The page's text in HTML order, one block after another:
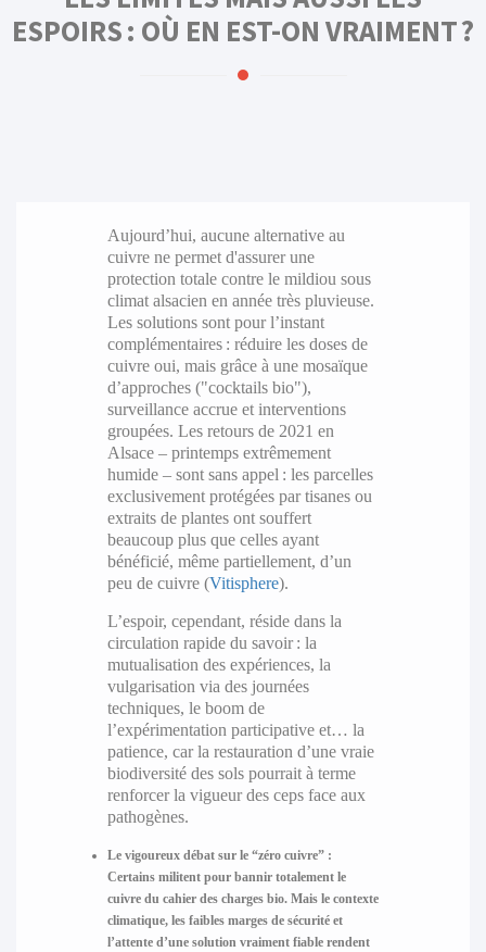
ESPOIRS : OÙ EN EST-ON VRAIMENT ?
Aujourd’hui, aucune alternative au
cuivre ne permet d'assurer une
protection totale contre le mildiou sous
climat alsacien en année très pluvieuse.
Les solutions sont pour l’instant
complémentaires : réduire les doses de
cuivre oui, mais grâce à une mosaïque
d’approches ("cocktails bio"),
surveillance accrue et interventions
groupées. Les retours de 2021 en
Alsace – printemps extrêmement
humide – sont sans appel : les parcelles
exclusivement protégées par tisanes ou
extraits de plantes ont souffert
beaucoup plus que celles ayant
bénéficié, même partiellement, d’un
peu de cuivre (Vitisphere).
L’espoir, cependant, réside dans la
circulation rapide du savoir : la
mutualisation des expériences, la
vulgarisation via des journées
techniques, le boom de
l’expérimentation participative et… la
patience, car la restauration d’une vraie
biodiversité des sols pourrait à terme
renforcer la vigueur des ceps face aux
pathogènes.
Le vigoureux débat sur le “zéro cuivre” :
Certains militent pour bannir totalement le
cuivre du cahier des charges bio. Mais le contexte
climatique, les faibles marges de sécurité et
l’attente d’une solution vraiment fiable rendent